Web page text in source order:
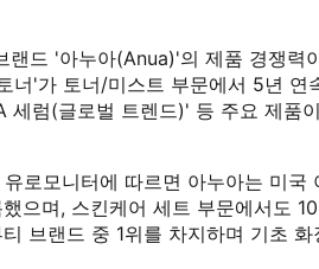
랜드 '아누아(Anua)'의 제품 경쟁력
너'가 토너/미스트 부문에서 5년 연
세럼(글로벌 트렌드)' 등 주요 제품
로모니터에 따르면 아누아는 미
으며, 스킨케어 세트 부문에서도
브랜드 중 1위를 차지하며 기초